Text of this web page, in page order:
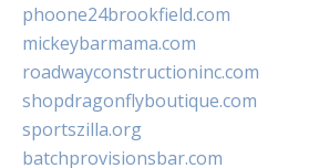
phoone24brookfield.com
mickeybarmama.com
roadwayconstructioninc.com
shopdragonflyboutique.com
sportszilla.org
batchprovisionsbar.com